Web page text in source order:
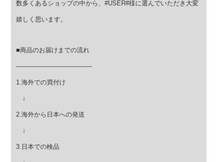
数多くあるショップの中から、#USER#様に選んでいただき大変
嬉しく思います。
■商品のお届けまでの流れ
————————————
1.海外での買付け
↓
2.海外から日本への発送
↓
3.日本での検品